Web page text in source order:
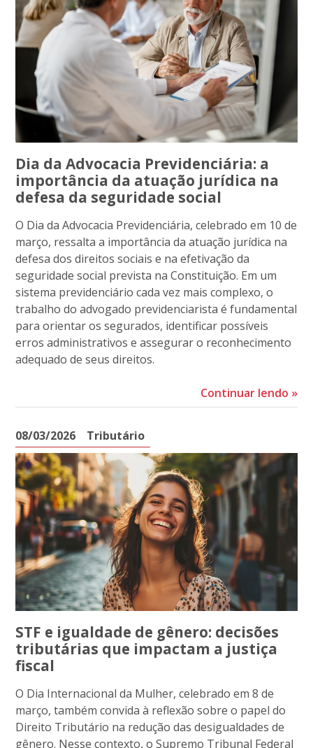
Dia da Advocacia Previdenciária: a
importância da atuação jurídica na
defesa da seguridade social
O Dia da Advocacia Previdenciária, celebrado em 10 de
março, ressalta a importância da atuação jurídica na
defesa dos direitos sociais e na efetivação da
seguridade social prevista na Constituição. Em um
sistema previdenciário cada vez mais complexo, o
trabalho do advogado previdenciarista é fundamental
para orientar os segurados, identificar possíveis
erros administrativos e assegurar o reconhecimento
adequado de seus direitos.
Continuar lendo »
08/03/2026 Tributário
STF e igualdade de gênero: decisões
tributárias que impactam a justiça
fiscal
O Dia Internacional da Mulher, celebrado em 8 de
março, também convida à reflexão sobre o papel do
Direito Tributário na redução das desigualdades de
gênero. Nesse contexto, o Supremo Tribunal Federal